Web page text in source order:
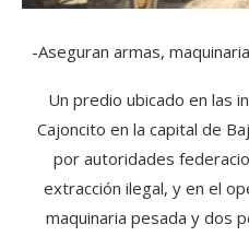
-Aseguran armas,
Un predio ubicado en las
Cajoncito en la capital de
por autoridades
extracción ilegal, y en el
maquinaria pesada y dos